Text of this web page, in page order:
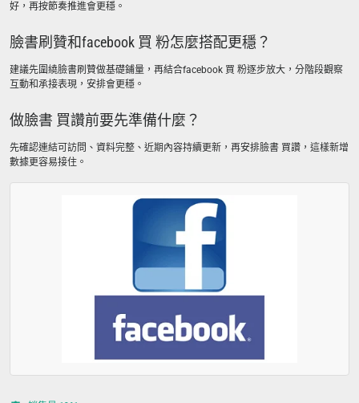
好，再按節奏推進會更穩。
臉書刷贊和facebook 買 粉怎麼搭配更穩？
建議先圍繞臉書刷贊做基礎鋪量，再結合facebook 買 粉逐步放大，分階段觀察
互動和承接表現，安排會更穩。
做臉書 買讚前要先準備什麼？
先確認連結可訪問、資料完整、近期內容持續更新，再安排臉書 買讚，這樣新增
數據更容易接住。